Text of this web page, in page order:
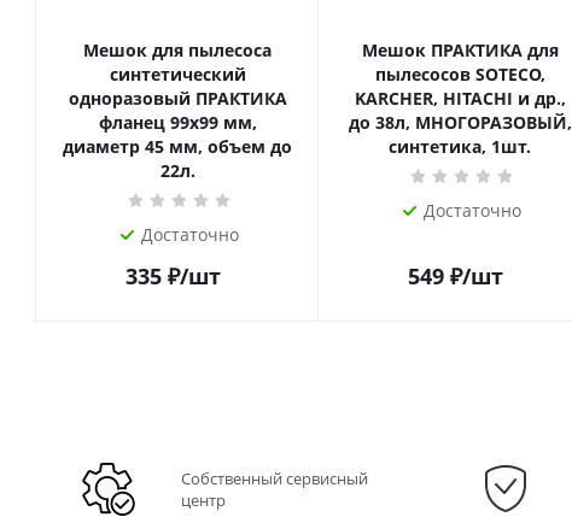
Мешок для пылесоса
синтетический
одноразовый ПРАКТИКА
фланец 99х99 мм,
диаметр 45 мм, объем до
22л.
Достаточно
335 ₽/шт
Мешок ПРАКТИКА для
пылесосов SOTECO,
KARCHER, HITACHI и др.,
до 38л, МНОГОРАЗОВЫЙ,
синтетика, 1шт.
Достаточно
549 ₽/шт
Собственный сервисный
центр